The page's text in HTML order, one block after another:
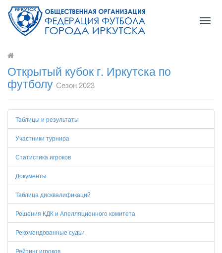
Открытый кубок г. Иркутска по
футболу Сезон 2023
Таблицы и результаты
Участники турнира
Статистика игроков
Документы
Таблица дисквалификаций
Решения КДК и Апелляционного комитета
Рекомендованные судьи
Рейтинг игроков